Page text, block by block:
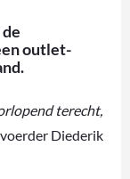
outlet-
terecht,
Diederik